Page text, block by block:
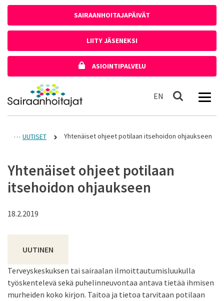
SAIRAANHOITAJAPÄIVÄT
LIITY JÄSENEKSI
ASIOINTIPALVELU
Etusivulle
EN In English
Haku
UUTISET Yhtenäiset ohjeet potilaan itsehoidon ohjaukseen
Yhtenäiset ohjeet potilaan
itsehoidon ohjaukseen
18.2.2019
UUTINEN
Terveyskeskuksen tai sairaalan ilmoittautumisluukulla
työskentelevä sekä puhelinneuvontaa antava tietää ihmisen
murheiden koko kirjon. Taitoa ja tietoa tarvitaan potilaan